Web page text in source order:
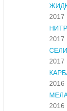
2017
2017
2017
2016
2016